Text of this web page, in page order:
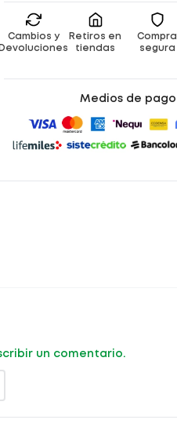
Cambios y
Devoluciones
Retiros en
tiendas
Compra
segura
Medios de pago
un comentario.